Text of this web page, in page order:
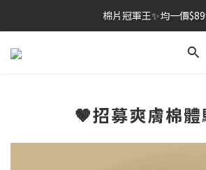
棉片冠軍王✨均一價
棉片冠軍王✨均一價
夏季深層清潔必備🫧張員瑛
棉片冠軍王✨均一價
🤎招募爽膚棉體